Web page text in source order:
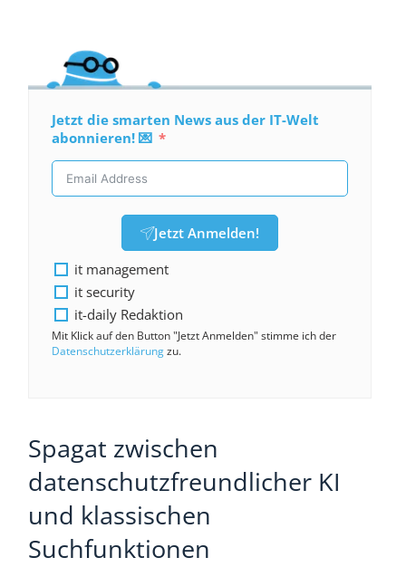
Jetzt die smarten News aus der IT-Welt
abonnieren! 💌
Jetzt Anmelden!
it management
it security
it-daily Redaktion
Mit Klick auf den Button "Jetzt Anmelden" stimme ich der
Datenschutzerklärungzu.
Spagat zwischen
datenschutzfreundlicher KI
und klassischen
Suchfunktionen